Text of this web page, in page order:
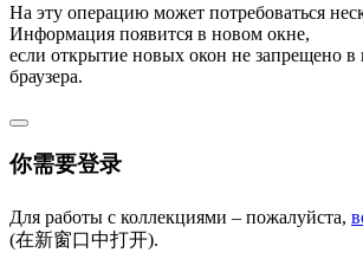
На эту операцию может потребоваться
Информация появится в новом окне,
если открытие новых окон не запрещено в
браузера.
你需要登录
Для работы с коллекциями – пожалуйста,
(在新窗口中打开).